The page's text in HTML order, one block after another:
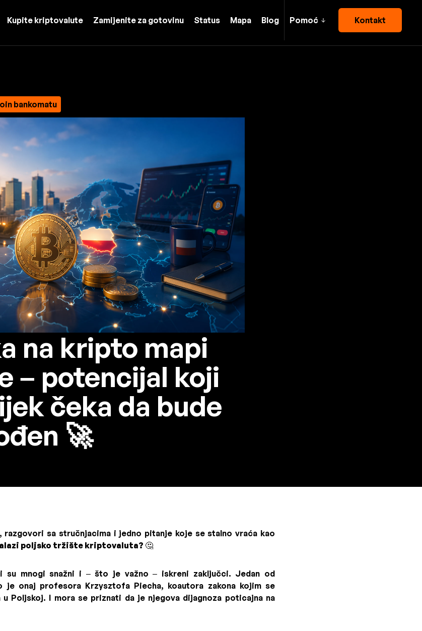
Kupite kriptovalute Zamijenite za gotovinu Status Mapa Blog Pomoć Kontakt
bankomatu
na kripto mapi
– potencijal koji
čeka da bude
🚀
razgovori sa stručnjacima i jedno pitanje koje se stalno vraća kao
poljsko tržište kriptovaluta? 🤔
su mnogi snažni i – što je važno – iskreni zaključci. Jedan od
je onaj profesora Krzysztofa Piecha, koautora zakona kojim se
u Poljskoj. I mora se priznati da je njegova dijagnoza poticajna na